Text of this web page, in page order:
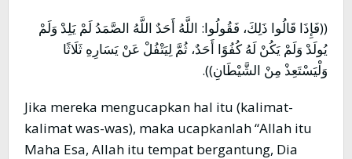
((فَإِذَا قَالُوا ذَلِكَ، فَقُولُوا: اللَّهُ أَحَدٌ اللَّهُ الصَّمَدُ لَمْ يَلِدْ وَلَمْ
يُولَدْ وَلَمْ يَكُنْ لَهُ كُفُوًا أَحَدٌ، ثُمَّ لِيَتْفُلْ عَنْ يَسَارِهِ ثَلَاثًا
وَلْيَسْتَعِذْ مِنْ الشَّيْطَانِ)).
Jika mereka mengucapkan hal itu (kalimat-
kalimat was-was), maka ucapkanlah “Allah itu
Maha Esa, Allah itu tempat bergantung, Dia